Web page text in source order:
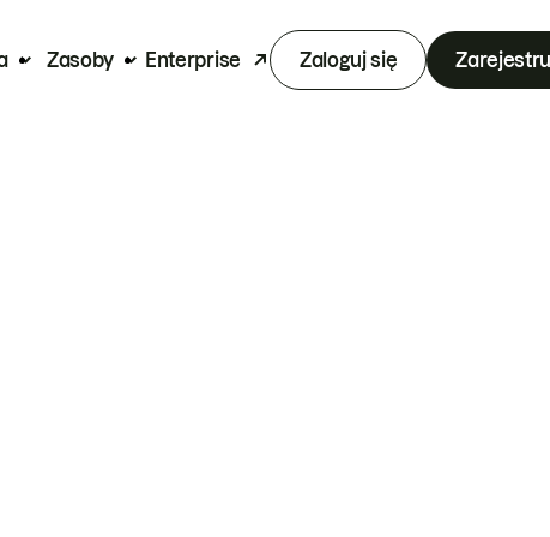
Zasoby Enterprise Zaloguj się